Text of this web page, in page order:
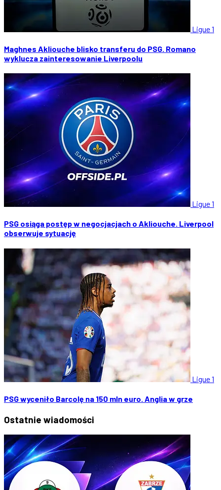
Ligue 1
Maghnes Akliouche blisko transferu do PSG. Romano
wyklucza zainteresowanie Liverpoolu
Ligue 1
PSG osiąga postęp w negocjacjach o Akliouche. Liverpool
obserwuje sytuację
Ligue 1
PSG wyceniło Barcolę na 150 mln euro. Anglia w grze
Ostatnie wiadomości